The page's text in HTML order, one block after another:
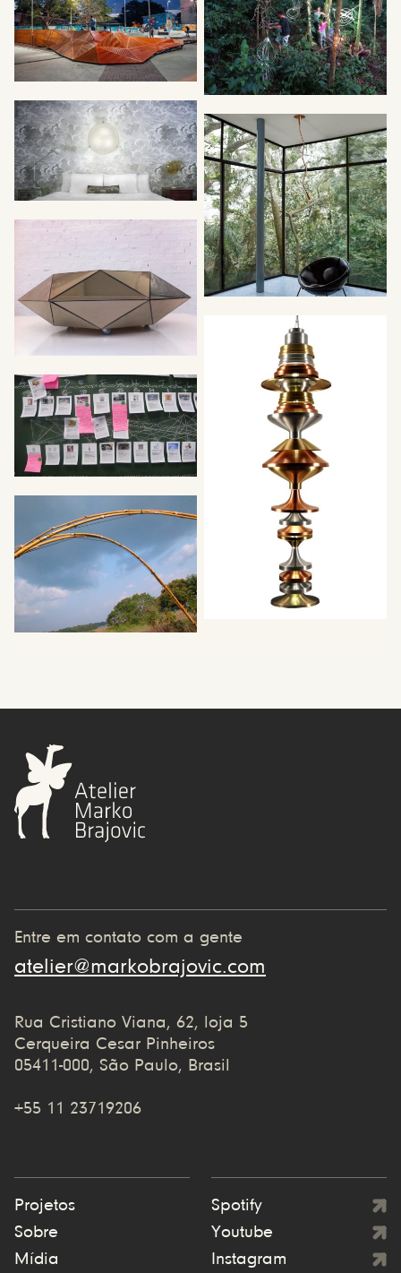
Entre em contato com a gente
atelier@markobrajovic.com
Rua Cristiano Viana, 62, loja 5
Cerqueira Cesar Pinheiros
05411-000, São Paulo, Brasil
+55 11 23719206
Projetos
Sobre
Mídia
Spotify
Youtube
Instagram